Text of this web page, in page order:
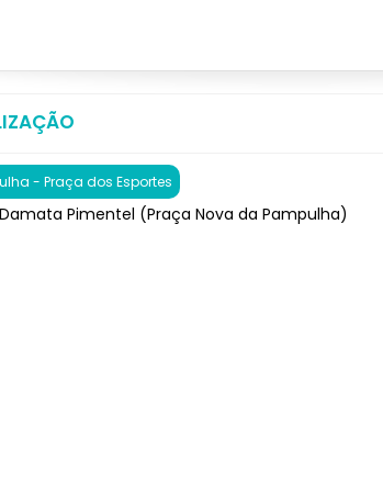
- Praça dos Esportes
Pimentel (Praça Nova da Pampulha)